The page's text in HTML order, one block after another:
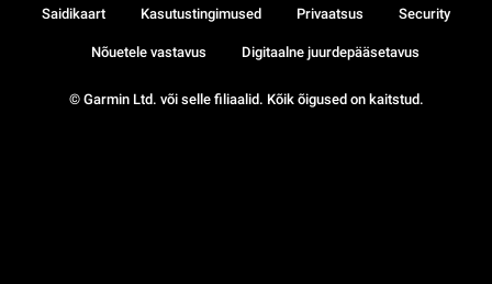
© Garmin Ltd. või selle filiaalid. Kõik õigused on kaitstud.
Saidikaart Kasutustingimused Privaatsus Security
Nõuetele vastavus Digitaalne juurdepääsetavus